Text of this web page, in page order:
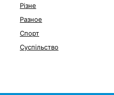
Різне
Разное
Спорт
Суспільство